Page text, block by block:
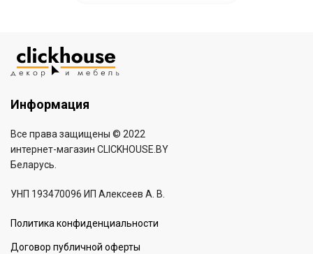
Информация
Все права защищены © 2022
интернет-магазин CLICKHOUSE.BY
Беларусь.
УНП 193470096 ИП Алексеев А. В.
Политика конфиденциальности
Договор публичной оферты